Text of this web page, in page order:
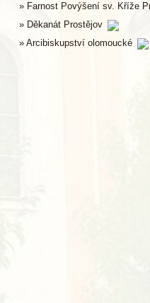
Farnost Povýšení sv. Kříže
Děkanát Prostějov
Arcibiskupství olomoucké